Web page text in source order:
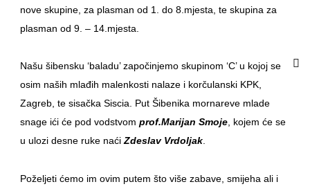
nove skupine, za plasman od 1. do 8.mjesta, te skupina za
plasman od 9. – 14.mjesta.
Našu šibensku ‘baladu’ započinjemo skupinom ‘C’ u kojoj se
osim naših mlađih malenkosti nalaze i korčulanski KPK,
Zagreb, te sisačka Siscia. Put Šibenika mornareve mlade
snage ići će pod vodstvomprof.Marijan Smoje, kojem će se
u ulozi desne ruke naćiZdeslav Vrdoljak.
Poželjeti ćemo im ovim putem što više zabave, smijeha ali i